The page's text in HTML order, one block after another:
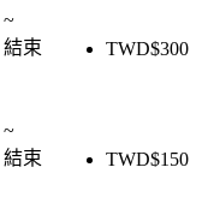
~
結束
TWD$300
~
結束
TWD$150